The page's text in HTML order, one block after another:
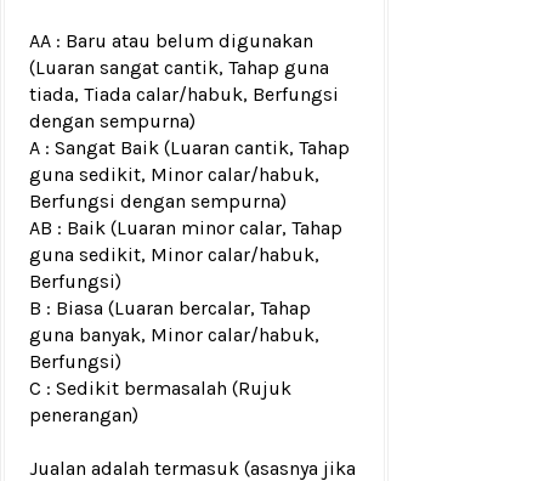
AA : Baru atau belum digunakan
(Luaran sangat cantik, Tahap guna
tiada, Tiada calar/habuk, Berfungsi
dengan sempurna)
A : Sangat Baik (Luaran cantik, Tahap
guna sedikit, Minor calar/habuk,
Berfungsi dengan sempurna)
AB : Baik (Luaran minor calar, Tahap
guna sedikit, Minor calar/habuk,
Berfungsi)
B : Biasa (Luaran bercalar, Tahap
guna banyak, Minor calar/habuk,
Berfungsi)
C : Sedikit bermasalah (Rujuk
penerangan)
Jualan adalah termasuk (asasnya jika